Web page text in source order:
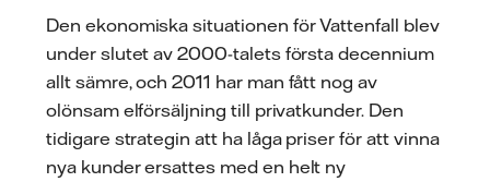
Den ekonomiska situationen för Vattenfall blev
under slutet av 2000-talets första decennium
allt sämre, och 2011 har man fått nog av
olönsam elförsäljning till privatkunder. Den
tidigare strategin att ha låga priser för att vinna
nya kunder ersattes med en helt ny